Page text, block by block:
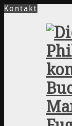
Kontakt